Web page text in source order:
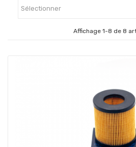
Sélectionner
Affichage 1-8 de 8